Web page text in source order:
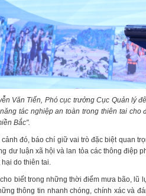
Văn Tiến, Phó cục trưởng Cục Quản lý
tác nghiệp an toàn trong thiên tai
Bắc".
đó, báo chí giữ vai trò đặc biệt quan
dư luận xã hội và lan tỏa các thông điệp
hại do thiên tai.
biết trong những thời điểm mưa bão, lũ
thông tin nhanh chóng, chính xác và